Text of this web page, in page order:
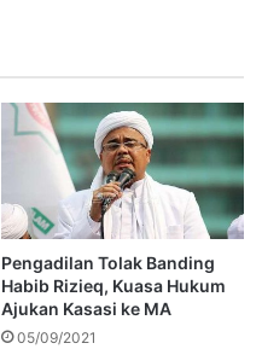
Pengadilan Tolak Banding
Habib Rizieq, Kuasa Hukum
Ajukan Kasasi ke MA
05/09/2021